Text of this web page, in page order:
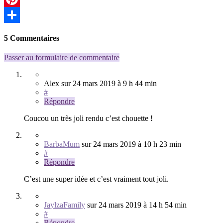
Pinterest
5 Commentaires
Passer au formulaire de commentaire
Alex sur 24 mars 2019 à 9 h 44 min
#
Répondre
Coucou un très joli rendu c’est chouette !
BarbaMum sur 24 mars 2019 à 10 h 23 min
#
Répondre
C’est une super idée et c’est vraiment tout joli.
JaylzaFamily sur 24 mars 2019 à 14 h 54 min
#